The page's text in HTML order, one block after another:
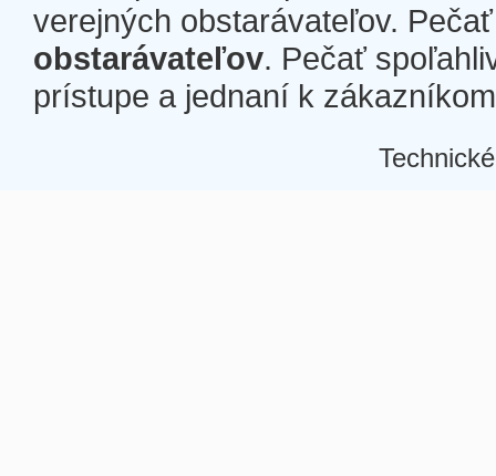
verejných obstarávateľov.
obstarávateľov. Pečať
prístupe a jednaní k